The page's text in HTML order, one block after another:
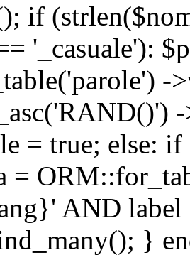
if
'_casuale'):
-
= true; else:
=
AND
}